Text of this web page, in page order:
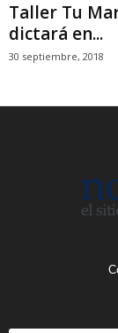
Taller Tu
dictará en...
30 septiembre, 2018